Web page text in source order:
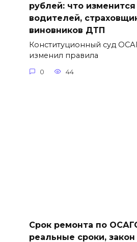
рублей: что
водителей,
виновников ДТП
Конституционный суд
изменил правила
0 44
Срок ремонта по
реальные сроки, закон